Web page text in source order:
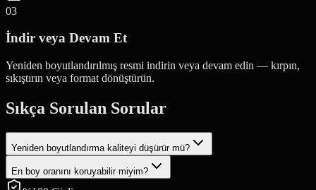
03
İndir veya Devam Et
Yeniden boyutlandırılmış resmi indirin veya devam edin — kırpın,
sıkıştırın veya format dönüştürün.
Sıkça Sorulan Sorular
Yeniden boyutlandırma kaliteyi düşürür mü?
Resimleri büyütmek algılanan kaliteyi düşürebilir. Küçültme işlemi
kaliteyi iyi korur. En iyi sonuçlar için kalite ayarını
En boy oranını koruyabilir miyim?